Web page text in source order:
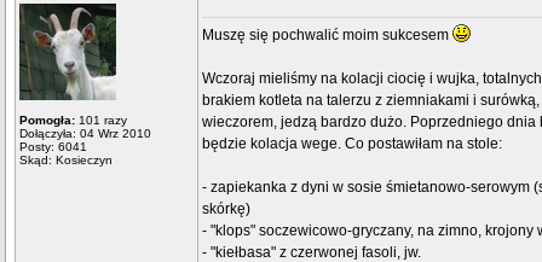
Pomogła: 101 razy
Dołączyła: 04 Wrz 2010
Posty: 6041
Skąd: Kosieczyn
Muszę się pochwalić moim sukcesem
Wczoraj mieliśmy na kolacji ciocię i wujka,
brakiem kotleta na talerzu z ziemniakami i
wieczorem, jedzą bardzo dużo. Poprzedniego
będzie kolacja wege. Co postawiłam na stole:
- zapiekanka z dyni w sosie śmietanowo-serowym
skórkę)
- "klops" soczewicowo-gryczany, na zimno, krojony
- "kiełbasa" z czerwonej fasoli, jw.